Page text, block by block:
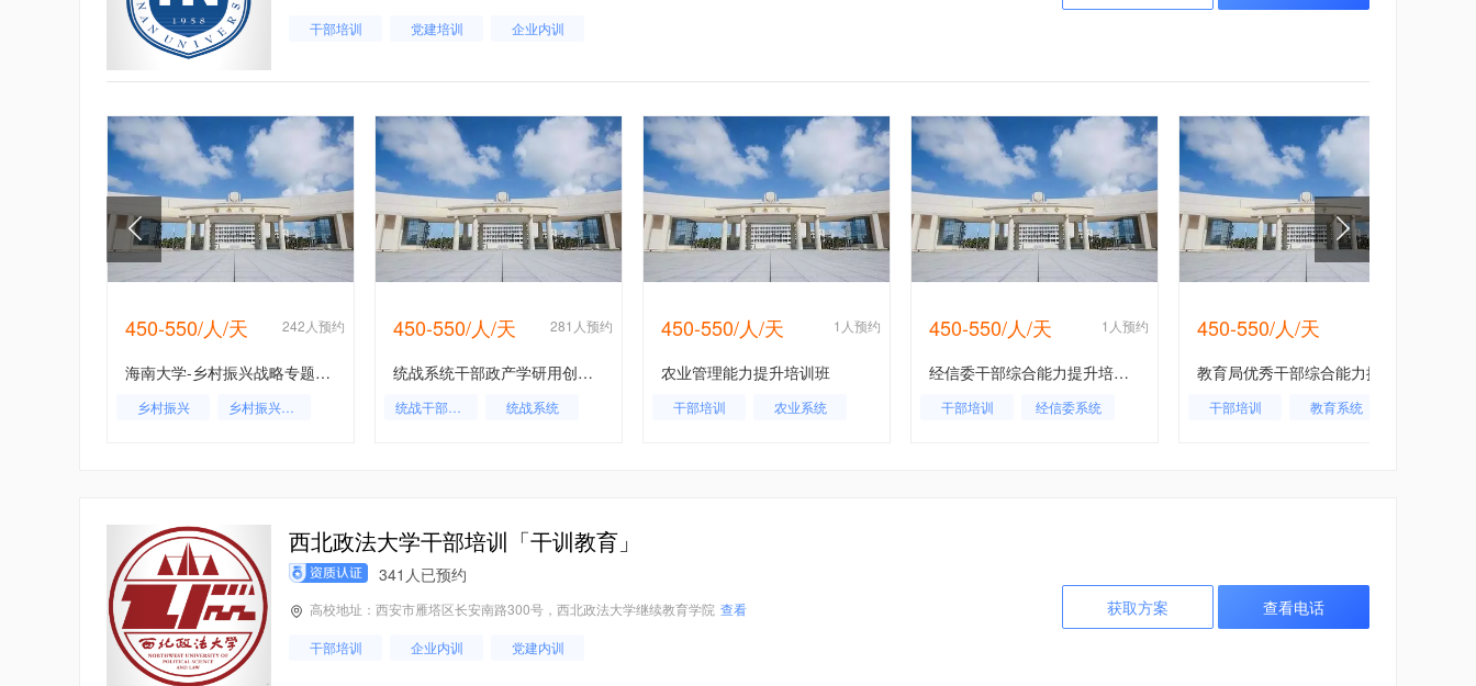
干部培训 党建培训 企业内训
450-550/人/天 242人预约
海南大学-乡村振兴战略专题培训班
乡村振兴
乡村振兴培训
450-550/人/天 281人预约
统战系统干部政产学研用创新培训班-海南大学
统战干部培训
统战系统
450-550/人/天 1人预约
农业管理能力提升培训班
干部培训 农业系统
450-550/人/天 1人预约
经信委干部综合能力提升培训班
干部培训 经信委系统
450-550/人/天
干部培训 教育系统
获取方案 查看电话
西北政法大学干部培训「干训教育」
341人已预约
高校地址：西安市雁塔区长安南路300号，西北政法大学继续教育学院 查看
干部培训 企业内训 党建内训